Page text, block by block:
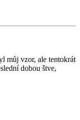
můj vzor, ale tentokrát
dobou štve,